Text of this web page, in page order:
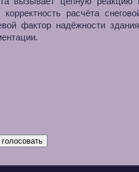
расчёта
фактор надёжности